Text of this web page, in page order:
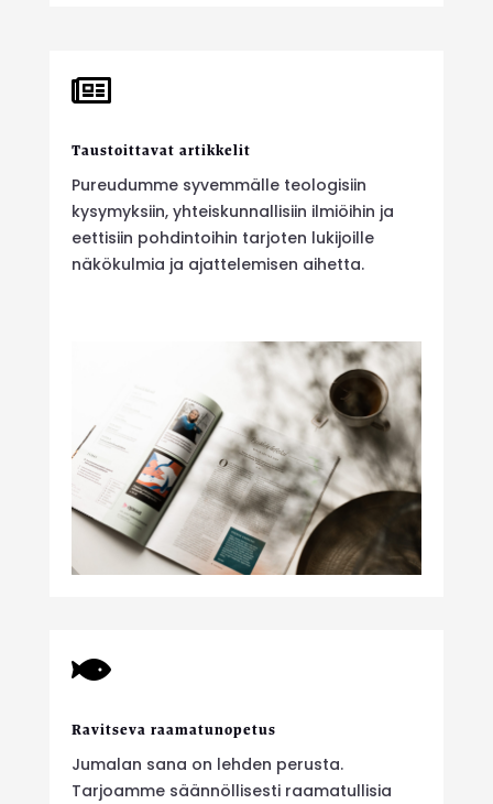

Taustoittavat artikkelit
Pureudumme syvemmälle teologisiin
kysymyksiin, yhteiskunnallisiin ilmiöihin ja
eettisiin pohdintoihin tarjoten lukijoille
näkökulmia ja ajattelemisen aihetta.

Ravitseva raamatunopetus
Jumalan sana on lehden perusta.
Tarjoamme säännöllisesti raamatullisia